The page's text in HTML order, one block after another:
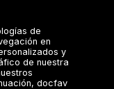
de
en
y
de nuestra
docfav